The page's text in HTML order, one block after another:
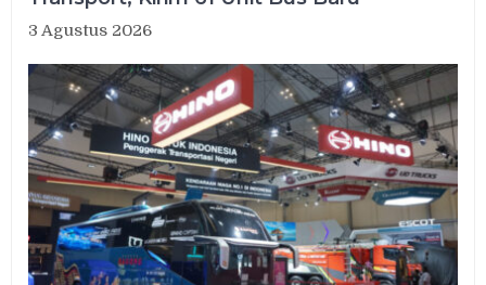
3 Agustus 2026